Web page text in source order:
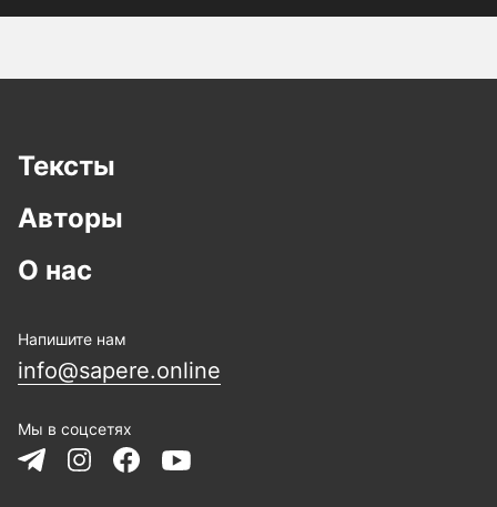
Тексты
Авторы
О нас
Напишите нам
info@sapere.online
Мы в соцсетях